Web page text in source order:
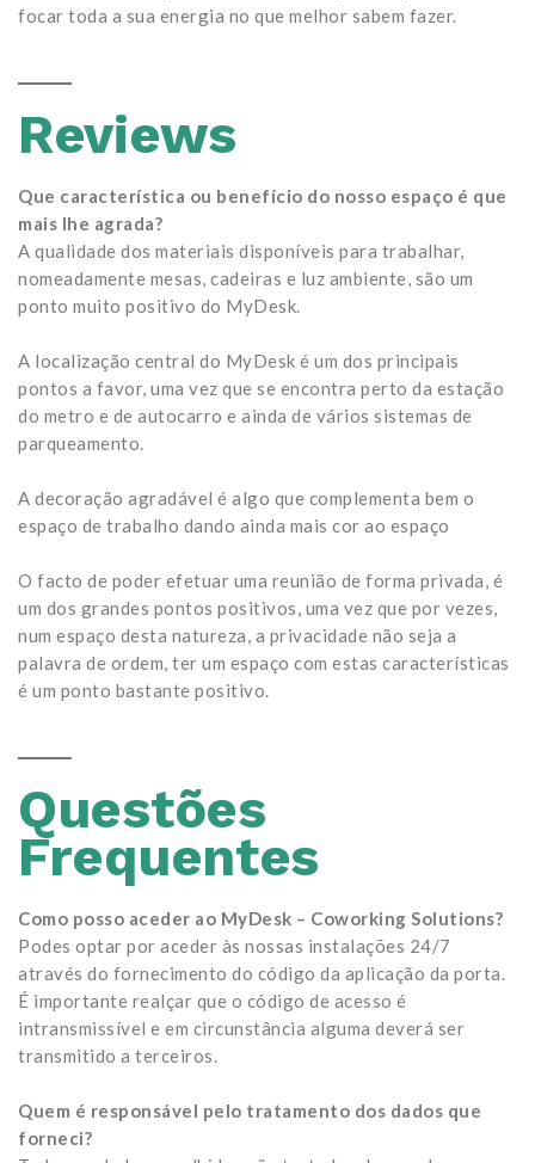
focar toda a sua energia no que melhor sabem fazer.
Reviews
Que característica ou benefício do nosso espaço é que
mais lhe agrada?
A qualidade dos materiais disponíveis para trabalhar,
nomeadamente mesas, cadeiras e luz ambiente, são um
ponto muito positivo do MyDesk.
A localização central do MyDesk é um dos principais
pontos a favor, uma vez que se encontra perto da estação
do metro e de autocarro e ainda de vários sistemas de
parqueamento.
A decoração agradável é algo que complementa bem o
espaço de trabalho dando ainda mais cor ao espaço
O facto de poder efetuar uma reunião de forma privada, é
um dos grandes pontos positivos, uma vez que por vezes,
num espaço desta natureza, a privacidade não seja a
palavra de ordem, ter um espaço com estas características
é um ponto bastante positivo.
Questões
Frequentes
Como posso aceder ao MyDesk – Coworking Solutions?
Podes optar por aceder às nossas instalações 24/7
através do fornecimento do código da aplicação da porta.
É importante realçar que o código de acesso é
intransmissível e em circunstância alguma deverá ser
transmitido a terceiros.
Quem é responsável pelo tratamento dos dados que
forneci?